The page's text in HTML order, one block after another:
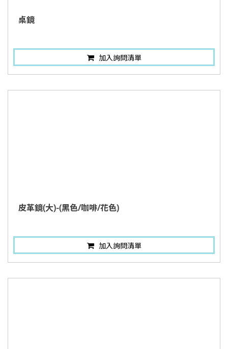
桌鏡
加入詢問清單
皮革鏡(大)-(黑色/咖啡/花色)
加入詢問清單